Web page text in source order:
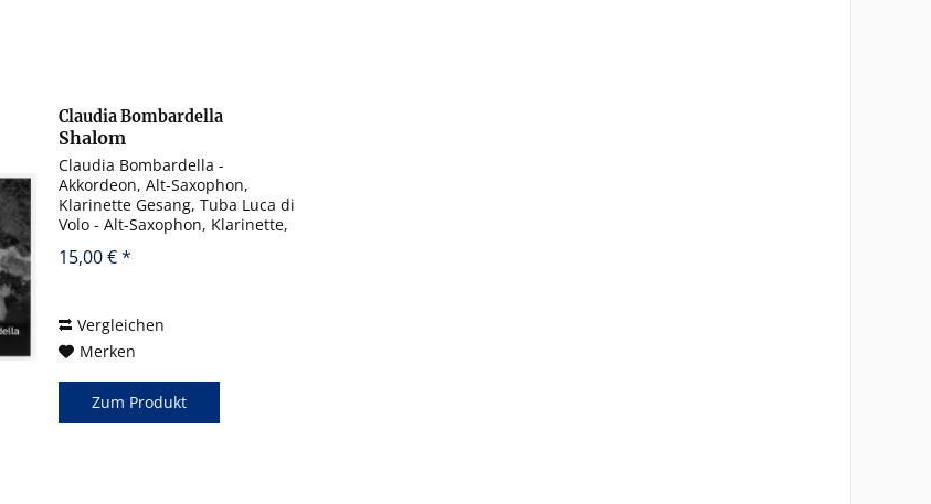
Claudia Bombardella
Shalom
Claudia Bombardella -
Akkordeon, Alt-Saxophon,
Klarinette Gesang, Tuba Luca di
Volo - Alt-Saxophon, Klarinette,
15,00 € *
Vergleichen
Merken
Zum Produkt